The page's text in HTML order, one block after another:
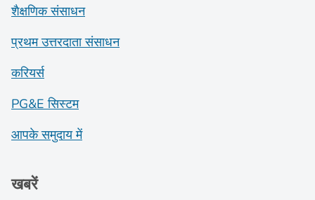
शैक्षणिक संसाधन
प्रथम उत्तरदाता संसाधन
करियर्स
PG&E सिस्टम
आपके समुदाय में
खबरें